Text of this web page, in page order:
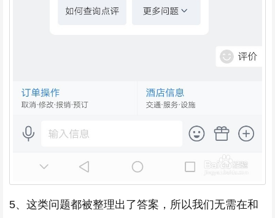
5、这类问题都被整理出了答案，所以我们无需在和